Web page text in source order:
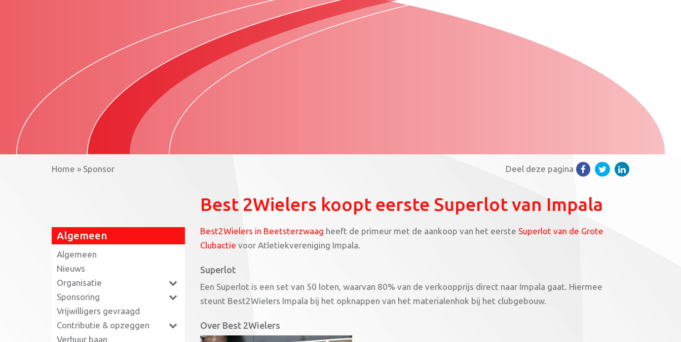
Home » Sponsor Deel deze pagina
Algemeen
Algemeen
Nieuws
Organisatie
Sponsoring
Vrijwilligers gevraagd
Contributie & opzeggen
Verhuur baan
Best 2Wielers koopt eerste Superlot van Impala
Best2Wielers in Beetsterzwaag heeft de primeur met de aankoop van het eerste Superlot van de Grote
Clubactie voor Atletiekvereniging Impala.
Superlot
Een Superlot is een set van 50 loten, waarvan 80% van de verkoopprijs direct naar Impala gaat. Hiermee
steunt Best2Wielers Impala bij het opknappen van het materialenhok bij het clubgebouw.
Over Best 2Wielers